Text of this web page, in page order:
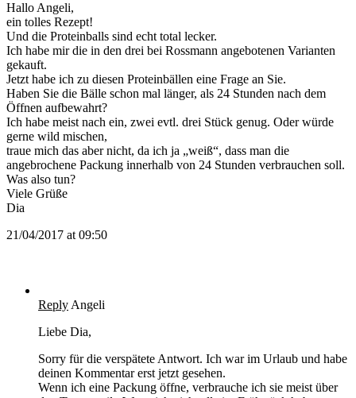
Hallo Angeli,
ein tolles Rezept!
Und die Proteinballs sind echt total lecker.
Ich habe mir die in den drei bei Rossmann angebotenen Varianten
gekauft.
Jetzt habe ich zu diesen Proteinbällen eine Frage an Sie.
Haben Sie die Bälle schon mal länger, als 24 Stunden nach dem
Öffnen aufbewahrt?
Ich habe meist nach ein, zwei evtl. drei Stück genug. Oder würde
gerne wild mischen,
traue mich das aber nicht, da ich ja „weiß“, dass man die
angebrochene Packung innerhalb von 24 Stunden verbrauchen soll.
Was also tun?
Viele Grüße
Dia
21/04/2017 at 09:50
Reply Angeli
Liebe Dia,
Sorry für die verspätete Antwort. Ich war im Urlaub und habe
deinen Kommentar erst jetzt gesehen.
Wenn ich eine Packung öffne, verbrauche ich sie meist über